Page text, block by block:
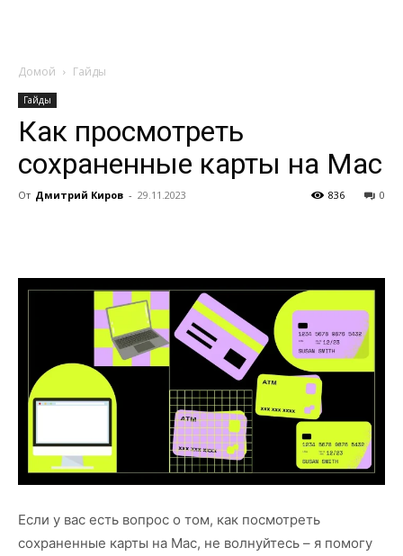
Домой Гайды
Гайды
Как просмотреть
сохраненные карты на Mac
От Дмитрий Киров - 29.11.2023 0
836
Если у вас есть вопрос о том, как посмотреть
сохраненные карты на Mac, не волнуйтесь – я помогу